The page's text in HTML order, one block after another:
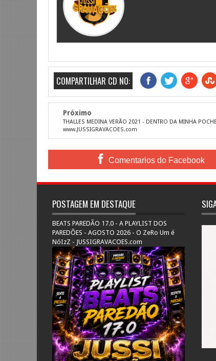
COMPARTILHAR CD NO:
Próximo
THALLES MEDINA VERÃO 2021 - DENTRO DA MINHA
www.JUSSIGRAVACOES.com
Comentarios do Facebook
POSTAGEM EM DESTAQUE
BEATS PAREDÃO 17.0 - A PLAYLIST DOS
PAREDÕES - AGOSTO 2026 - O ZeRo Um é
NóIzZ - JUSSIGRAVACOES.com